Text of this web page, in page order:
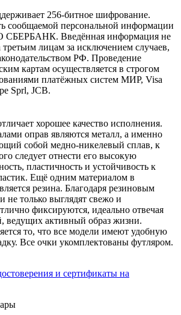
256-битное шифрование.
сообщаемой персональной информации
СБЕРБАНК. Введённая информация не
третьим лицам за исключением случаев,
РФ. Проведение
картам осуществляется в строгом
платёжных систем МИР, Visa
Sprl, JCB.
хорошее качество исполнения.
оправ являются металл, а именно
собой медно-никелевый сплав, к
следует отнести его высокую
пластичность и устойчивость к
Ещё одним материалом в
резина. Благодаря резиновым
не только выглядят свежо и
фиксируются, идеально отвечая
ведущих активный образ жизни.
то, что все модели имеют удобную
Все очки укомплектованы футляром.
и сертификаты на